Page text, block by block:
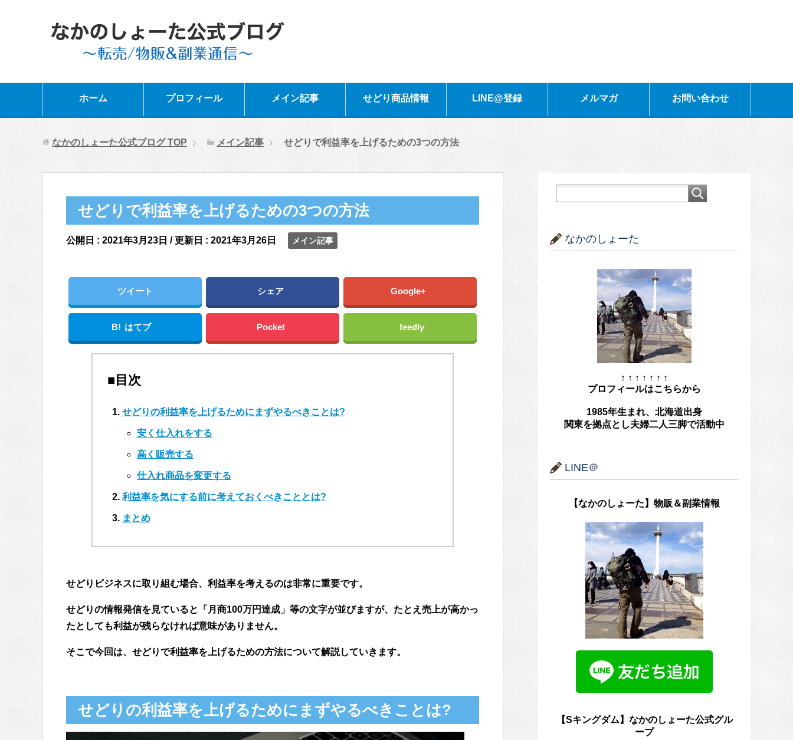
ホーム プロフィール メイン記事 せどり商品情報 LINE@登録 メルマガ お問い合わせ
なかのしょーた公式ブログTOP メイン記事 せどりで利益率を上げるための3つの方法
せどりで利益率を上げるための3つの方法
公開日 : 2021年3月23日 / 更新日 : 2021年3月26日 メイン記事
ツイート シェア Google+
B! はてブ Pocket feedly
■目次
せどりの利益率を上げるためにまずやるべきことは?
安く仕入れをする
高く販売する
仕入れ商品を変更する
利益率を気にする前に考えておくべきこととは?
まとめ
せどりビジネスに取り組む場合、利益率を考えるのは非常に重要です。
せどりの情報発信を見ていると「月商100万円達成」等の文字が並びますが、たとえ売上が高かっ
たとしても利益が残らなければ意味がありません。
そこで今回は、せどりで利益率を上げるための方法について解説していきます。
せどりの利益率を上げるためにまずやるべきことは?
なかのしょーた
↑ ↑ ↑ ↑ ↑ ↑ ↑
プロフィールはこちらから
1985年生まれ、北海道出身
関東を拠点とし夫婦二人三脚で活動中
LINE＠
【なかのしょーた】物販＆副業情報
【Sキングダム】なかのしょーた公式グル
ープ